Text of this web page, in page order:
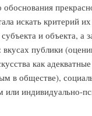
обоснования
искать критерий
и объекта, а
вкусах публики
как
в обществе),
или индивидуально-